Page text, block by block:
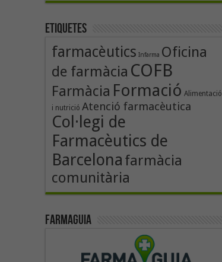
Etiquetes
farmacèutics Infarma Oficina
de farmàcia COFB
Farmàcia Formació Alimentació
i nutrició Atenció farmacèutica
Col·legi de
Farmacèutics de
Barcelona farmàcia
comunitària
Farmaguia